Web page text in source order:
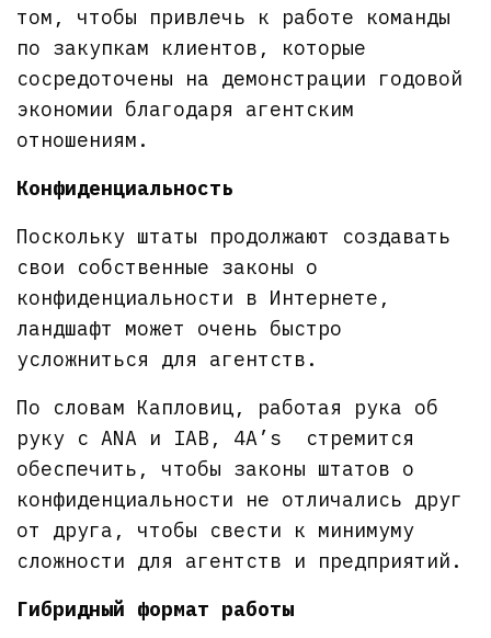
том, чтобы привлечь к работе команды
по закупкам клиентов, которые
сосредоточены на демонстрации годовой
экономии благодаря агентским
отношениям.
Конфиденциальность
Поскольку штаты продолжают создавать
свои собственные законы о
конфиденциальности в Интернете,
ландшафт может очень быстро
усложниться для агентств.
По словам Капловиц, работая рука об
руку с ANA и IAB, 4A’s стремится
обеспечить, чтобы законы штатов о
конфиденциальности не отличались друг
от друга, чтобы свести к минимуму
сложности для агентств и предприятий.
Гибридный формат работы